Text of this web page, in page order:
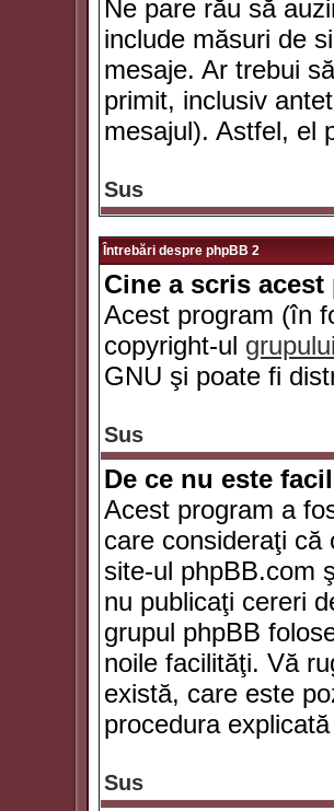
Ne pare rău să
include măsuri de
mesaje. Ar trebui
primit, inclusiv
mesajul). Astfel, el
Sus
Întrebări despre phpBB 2
Cine a scris acest
Acest program (în
copyright-ul
GNU şi poate fi
Sus
De ce nu este
Acest program a
care consideraţi că
site-ul phpBB.com
nu publicaţi cereri
grupul phpBB
noile facilităţi. Vă
există, care este
procedura
Sus